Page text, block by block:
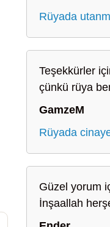
Rüyada
Teşekkürler
çünkü rüya
GamzeM
Rüyada
Güzel yorum
İnşaallah